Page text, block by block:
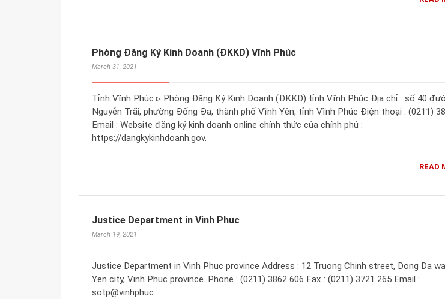
Phòng Đăng Ký Kinh Doanh (ĐKKD) Vĩnh Phúc
March 31, 2021
Tỉnh Vĩnh Phúc ▹ Phòng Đăng Ký Kinh Doanh (ĐKKD) tỉnh Vĩnh Phúc Địa chỉ : số 40
Nguyễn Trãi, phường Đống Đa, thành phố Vĩnh Yên, tỉnh Vĩnh Phúc Điện thoại : (0211)
Email : Website đăng ký kinh doanh online chính thức của chính phủ :
https://dangkykinhdoanh.gov.
READ
Justice Department in Vinh Phuc
March 19, 2021
Justice Department in Vinh Phuc province Address : 12 Truong Chinh street, Dong Da
Yen city, Vinh Phuc province. Phone : (0211) 3862 606 Fax : (0211) 3721 265 Email :
sotp@vinhphuc.